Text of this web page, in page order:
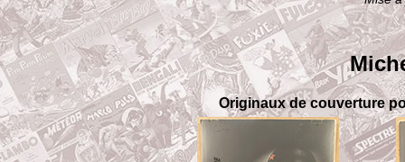
Originaux de couverture